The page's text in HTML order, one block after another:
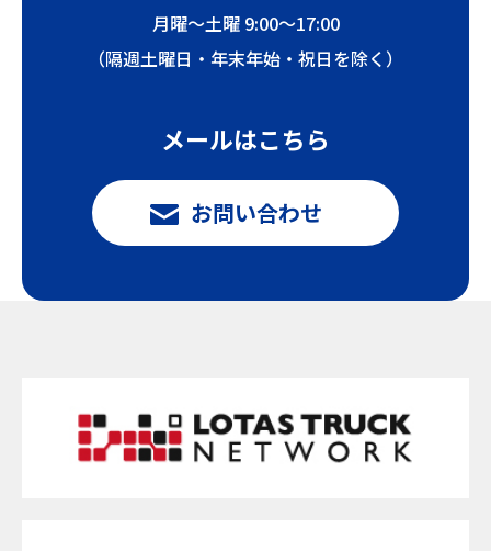
月曜〜土曜 9:00〜17:00
（隔週土曜日・年末年始・祝日を除く）
メールはこちら
お問い合わせ